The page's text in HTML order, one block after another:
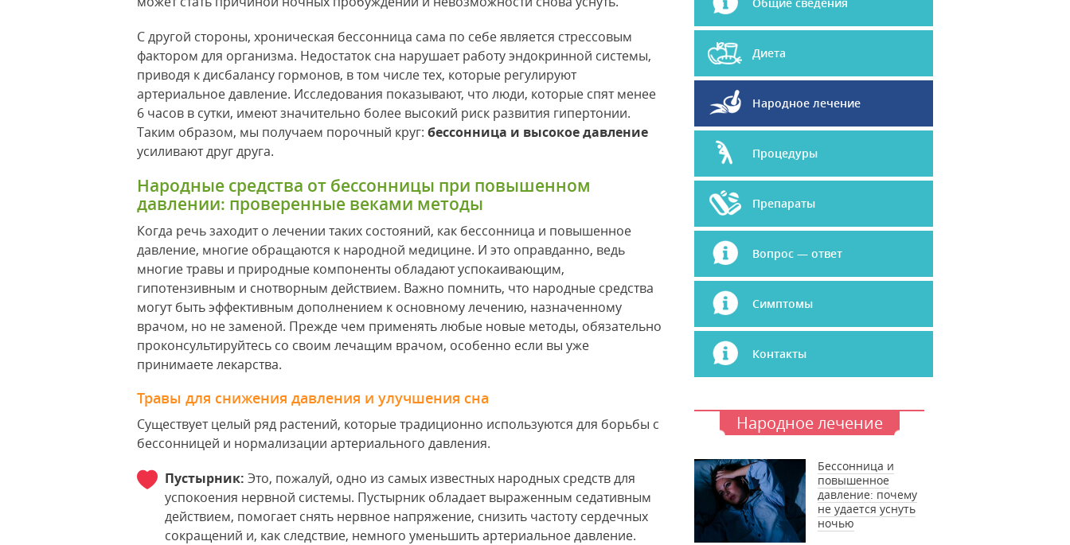
С другой стороны, хроническая бессонница сама по себе является стрессовым
фактором для организма. Недостаток сна нарушает работу эндокринной системы,
приводя к дисбалансу гормонов, в том числе тех, которые регулируют
артериальное давление. Исследования показывают, что люди, которые спят менее
6 часов в сутки, имеют значительно более высокий риск развития гипертонии.
Таким образом, мы получаем порочный круг: бессонница и высокое давление
усиливают друг друга.
Народные средства от бессонницы при повышенном
давлении: проверенные веками методы
Когда речь заходит о лечении таких состояний, как бессонница и повышенное
давление, многие обращаются к народной медицине. И это оправданно, ведь
многие травы и природные компоненты обладают успокаивающим,
гипотензивным и снотворным действием. Важно помнить, что народные средства
могут быть эффективным дополнением к основному лечению, назначенному
врачом, но не заменой. Прежде чем применять любые новые методы, обязательно
проконсультируйтесь со своим лечащим врачом, особенно если вы уже
принимаете лекарства.
Травы для снижения давления и улучшения сна
Существует целый ряд растений, которые традиционно используются для борьбы с
бессонницей и нормализации артериального давления.
Пустырник: Это, пожалуй, одно из самых известных народных средств для
успокоения нервной системы. Пустырник обладает выраженным седативным
действием, помогает снять нервное напряжение, снизить частоту сердечных
сокращений и, как следствие, немного уменьшить артериальное давление.
Диета
Народное лечение
Процедуры
Препараты
Вопрос — ответ
Симптомы
Контакты
Народное лечение
Бессонница и
повышенное
давление: почему
не удается уснуть
ночью